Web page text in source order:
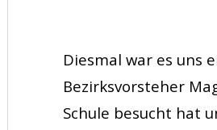
Diesmal war es uns
Bezirksvorsteher
Schule besucht hat